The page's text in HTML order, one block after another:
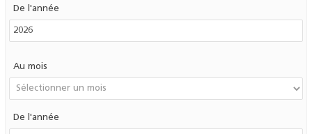
De l'année
Au mois
De l'année